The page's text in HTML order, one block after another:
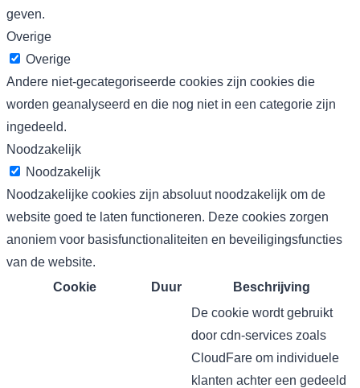
geven.
Overige
Overige
Andere niet-gecategoriseerde cookies zijn cookies die
worden geanalyseerd en die nog niet in een categorie zijn
ingedeeld.
Noodzakelijk
Noodzakelijk
Noodzakelijke cookies zijn absoluut noodzakelijk om de
website goed te laten functioneren. Deze cookies zorgen
anoniem voor basisfunctionaliteiten en beveiligingsfuncties
van de website.
Cookie
Duur Beschrijving
De cookie wordt gebruikt
door cdn-services zoals
CloudFare om individuele
klanten achter een gedeeld